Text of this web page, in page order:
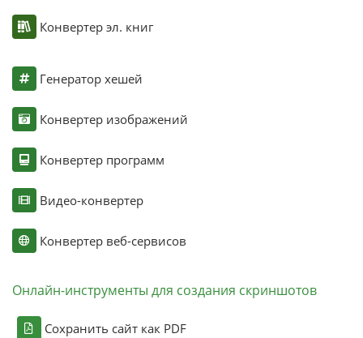
Конвертер эл. книг
Генератор хешей
Конвертер изображений
Конвертер программ
Видео-конвертер
Конвертер веб-сервисов
Онлайн-инструменты для создания скриншотов
Сохранить сайт как PDF